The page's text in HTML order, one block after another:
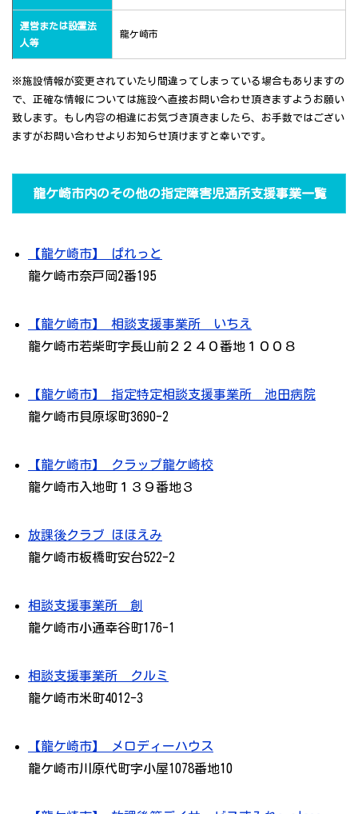
運営または設置法
人等
龍ケ崎市
※施設情報が変更されていたり間違ってしまっている場合もありますの
で、正確な情報については施設へ直接お問い合わせ頂きますようお願い
致します。もし内容の相違にお気づき頂きましたら、お手数ではござい
ますがお問い合わせよりお知らせ頂けますと幸いです。
龍ケ崎市内のその他の指定障害児通所支援事業一覧
【龍ケ崎市】 ぱれっと
龍ケ崎市奈戸岡2番195
【龍ケ崎市】 相談支援事業所 いちえ
龍ケ崎市若柴町字長山前２２４０番地１００８
【龍ケ崎市】 指定特定相談支援事業所 池田病院
龍ケ崎市貝原塚町3690-2
【龍ケ崎市】 クラップ龍ケ崎校
龍ケ崎市入地町１３９番地３
放課後クラブ ほほえみ
龍ケ崎市板橋町安台522-2
相談支援事業所 創
龍ケ崎市小通幸谷町176-1
相談支援事業所 クルミ
龍ケ崎市米町4012-3
【龍ケ崎市】 メロディーハウス
龍ケ崎市川原代町字小屋1078番地10